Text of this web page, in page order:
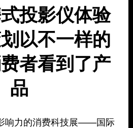
投影仪体验
以不一样的
者看到了产
品
响力的消费科技展——国际